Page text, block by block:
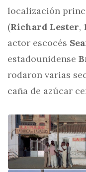
localización
(Richard Lester,
actor escocés
estadounidense
rodaron varias
caña de azúcar